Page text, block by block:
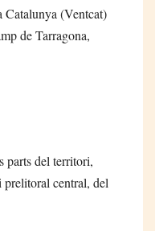
Catalunya (Ventcat)
de Tarragona,
parts del territori,
central, del